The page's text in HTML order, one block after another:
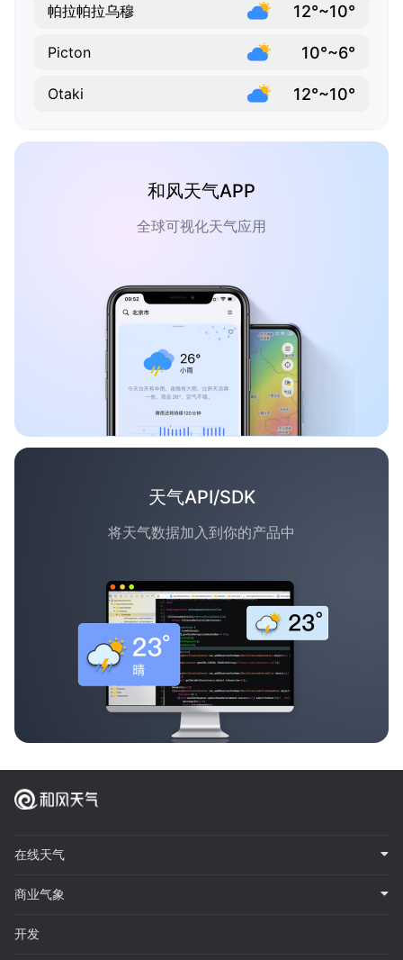
帕拉帕拉乌穆 12°~10°
Picton 10°~6°
Otaki 12°~10°
和风天气APP
全球可视化天气应用
天气API/SDK
将天气数据加入到你的产品中
在线天气
商业气象
开发